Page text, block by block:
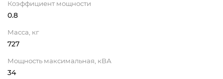
Коэффициент мощности
0.8
Масса, кг
727
Мощность максимальная, кВА
34